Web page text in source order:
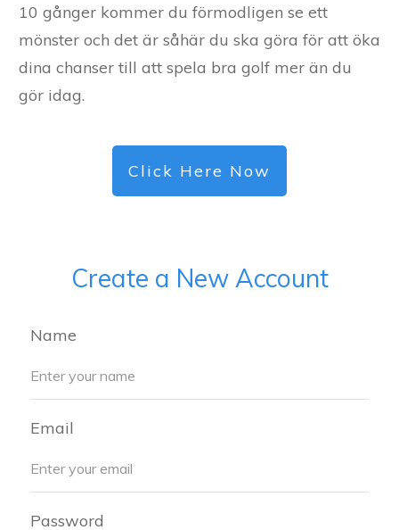
10 gånger kommer du förmodligen se ett
mönster och det är såhär du ska göra för att öka
dina chanser till att spela bra golf mer än du
gör idag.
Click Here Now
Create a New Account
Name
Email
Password